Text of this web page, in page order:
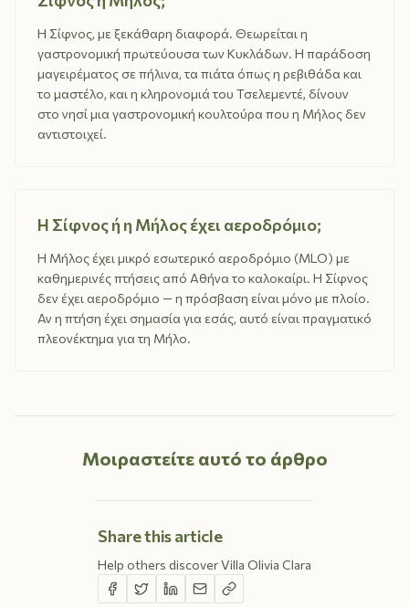
Η Σίφνος, με ξεκάθαρη διαφορά. Θεωρείται η
γαστρονομική πρωτεύουσα των Κυκλάδων. Η παράδοση
μαγειρέματος σε πήλινα, τα πιάτα όπως η ρεβιθάδα και
το μαστέλο, και η κληρονομιά του Τσελεμεντέ, δίνουν
στο νησί μια γαστρονομική κουλτούρα που η Μήλος δεν
αντιστοιχεί.
Η Σίφνος ή η Μήλος έχει αεροδρόμιο;
Η Μήλος έχει μικρό εσωτερικό αεροδρόμιο (MLO) με
καθημερινές πτήσεις από Αθήνα το καλοκαίρι. Η Σίφνος
δεν έχει αεροδρόμιο — η πρόσβαση είναι μόνο με πλοίο.
Αν η πτήση έχει σημασία για εσάς, αυτό είναι πραγματικό
πλεονέκτημα για τη Μήλο.
Μοιραστείτε αυτό το άρθρο
Share this article
Help others discover Villa Olivia Clara